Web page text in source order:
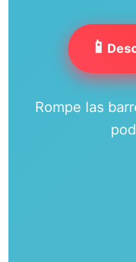
📱
Rompe las